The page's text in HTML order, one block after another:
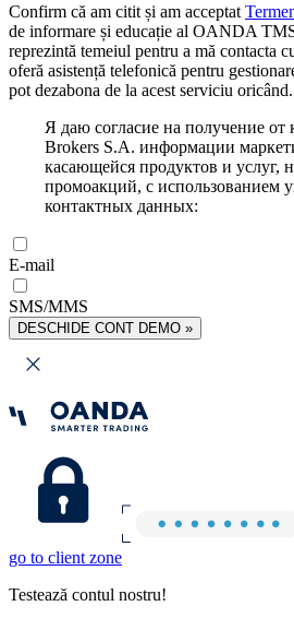
Confirm că am citit și am acceptat
de informare și educație al OANDA
reprezintă temeiul pentru a mă contacta
oferă asistență telefonică pentru
pot dezabona de la acest serviciu oricând.
Я даю согласие на получение
Brokers S.A. информации
касающейся продуктов и услуг,
промоакций, с использованием
контактных данных:
E-mail
SMS/MMS
DESCHIDE CONT DEMO »
go to client zone
Testează contul nostru!